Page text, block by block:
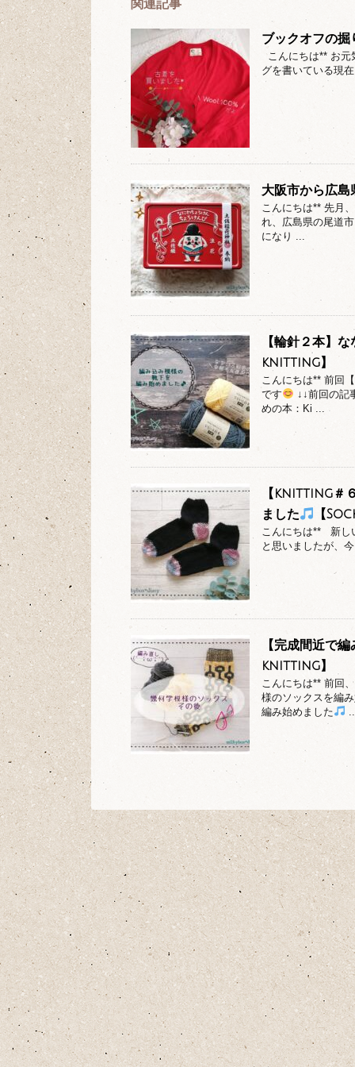
関連記事
ブックオフの
こんにちは** お元
グを書いている現
大阪市から広
こんにちは** 先月
れ、広島県の尾道
になり ...
【輪針２本】
knitting】
こんにちは** 前回
です
↓↓前回の記
めの本：Ki ...
【knitting＃６
ました
【
こんにちは** 新し
と思いましたが、
【完成間近で
knitting】
こんにちは** 前回
様のソックスを編
編み始めました